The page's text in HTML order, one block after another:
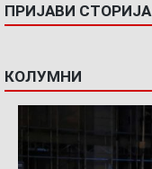
ПРИЈАВИ СТОРИЈА
КОЛУМНИ